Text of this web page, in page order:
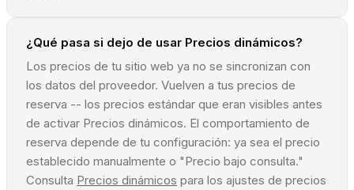
¿Qué pasa si dejo de usar Precios dinámicos?
Los precios de tu sitio web ya no se sincronizan con
los datos del proveedor. Vuelven a tus precios de
reserva -- los precios estándar que eran visibles antes
de activar Precios dinámicos. El comportamiento de
reserva depende de tu configuración: ya sea el precio
establecido manualmente o "Precio bajo consulta."
Consulta Precios dinámicos para los ajustes de precios